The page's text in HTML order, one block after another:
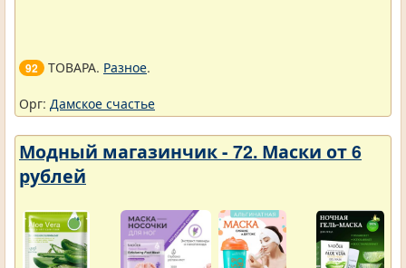
92 ТОВАРА. Разное.
Орг: Дамское счастье
Модный магазинчик - 72. Маски от 6
рублей